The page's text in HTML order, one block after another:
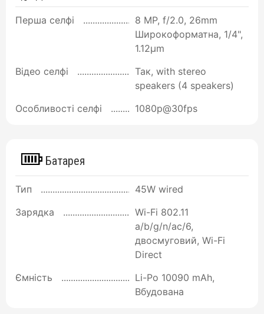
Перша селфі
8 MP, f/2.0, 26mm
Широкоформатна, 1/4",
1.12µm
Відео селфі
Так, with stereo
speakers (4 speakers)
Особливості селфі
1080p@30fps
Батарея
Тип
45W wired
Зарядка
Wi-Fi 802.11
a/b/g/n/ac/6,
двосмуговий, Wi-Fi
Direct
Ємність
Li-Po 10090 mAh,
Вбудована